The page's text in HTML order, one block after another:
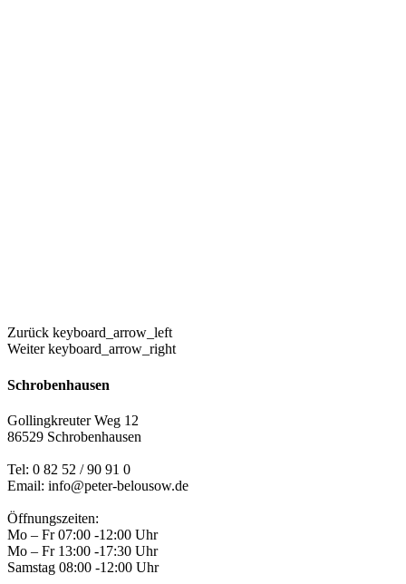
Zurück keyboard_arrow_left
Weiter keyboard_arrow_right
Schrobenhausen
Gollingkreuter Weg 12
86529 Schrobenhausen
Tel: 0 82 52 / 90 91 0
Email: info@peter-belousow.de
Öffnungszeiten:
Mo – Fr 07:00 -12:00 Uhr
Mo – Fr 13:00 -17:30 Uhr
Samstag 08:00 -12:00 Uhr